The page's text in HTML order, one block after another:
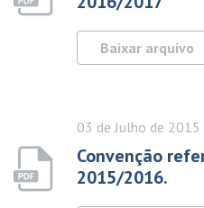
Baixar arquivo
03 deJulho de 2015
Convenção
2015/2016.